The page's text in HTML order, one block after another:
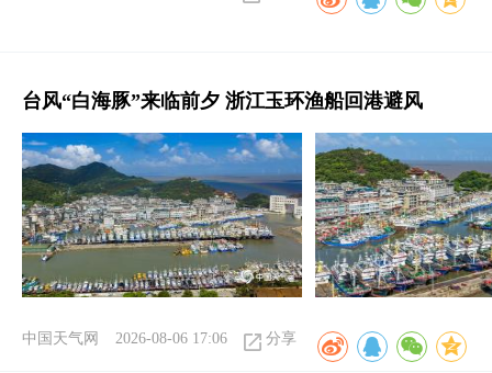
台风“白海豚”来临前夕 浙江玉环渔船回港避风
中国天气网 2026-08-06 17:06 分享